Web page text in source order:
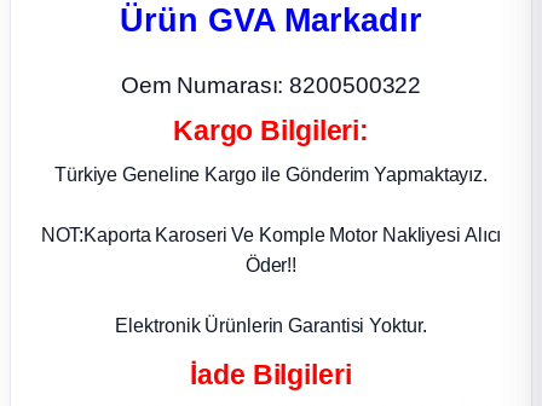
Ürün GVA Markadır
Oem Numarası: 8200500322
Kargo Bilgileri:
Türkiye Geneline Kargo ile Gönderim Yapmaktayız.
NOT:Kaporta Karoseri Ve Komple Motor Nakliyesi Alıcı
Öder!!
Elektronik Ürünlerin Garantisi Yoktur.
İade Bilgileri